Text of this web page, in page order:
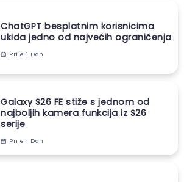
ChatGPT besplatnim korisnicima
ukida jedno od najvećih ograničenja
Prije 1 Dan
Galaxy S26 FE stiže s jednom od
najboljih kamera funkcija iz S26
serije
Prije 1 Dan